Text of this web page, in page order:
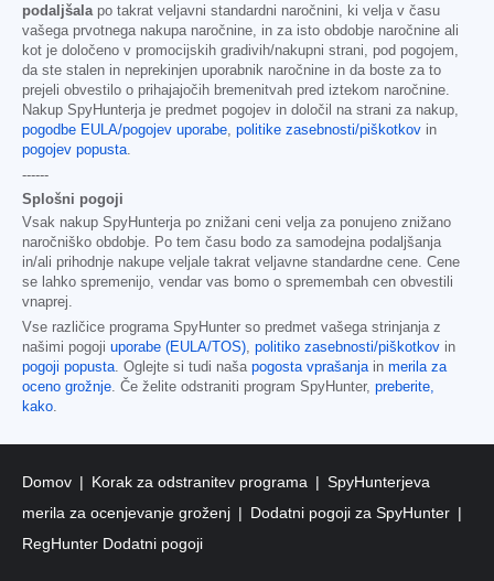
podaljšala po takrat veljavni standardni naročnini, ki velja v času
vašega prvotnega nakupa naročnine, in za isto obdobje naročnine ali
kot je določeno v promocijskih gradivih/nakupni strani, pod pogojem,
da ste stalen in neprekinjen uporabnik naročnine in da boste za to
prejeli obvestilo o prihajajočih bremenitvah pred iztekom naročnine.
Nakup SpyHunterja je predmet pogojev in določil na strani za nakup,
pogodbe EULA/pogojev uporabe politike zasebnosti/piškotkov in
pogojev popusta
------
Splošni pogoji
Vsak nakup SpyHunterja po znižani ceni velja za ponujeno znižano
naročniško obdobje. Po tem času bodo za samodejna podaljšanja
in/ali prihodnje nakupe veljale takrat veljavne standardne cene. Cene
se lahko spremenijo, vendar vas bomo o spremembah cen obvestili
vnaprej.
Vse različice programa SpyHunter so predmet vašega strinjanja z
našimi pogoji uporabe (EULA/TOS) politiko zasebnosti/piškotkov in
pogoji popusta . Oglejte si tudi naša pogosta vprašanja in merila za
oceno grožnje . Če želite odstraniti program SpyHunter, preberite,
kako
Domov Korak za odstranitev programa
SpyHunterjeva
merila za ocenjevanje groženj
Dodatni pogoji za SpyHunter
RegHunter Dodatni pogoji